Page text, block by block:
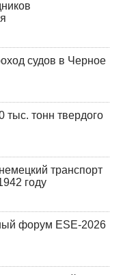
судов в Черное
тыс. тонн твердого
транспорт
году
форум ESE-2026